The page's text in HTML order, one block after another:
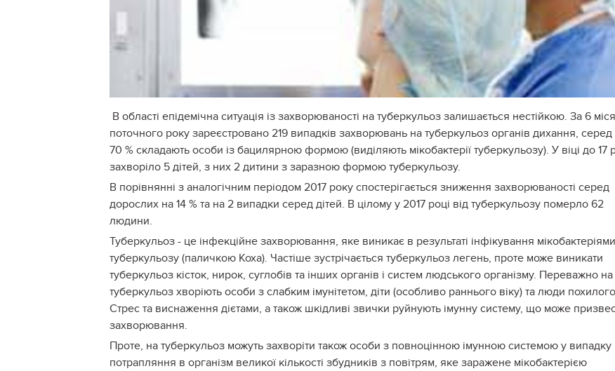
В області епідемічна ситуація із захворюваності на туберкульоз залишається нестійкою. За 6
поточного року зареєстровано 219 випадків захворювань на туберкульоз органів дихання,
70 % складають особи із бацилярною формою (виділяють мікобактерії туберкульозу). У віці до 17
захворіло 5 дітей, з них 2 дитини з заразною формою туберкульозу.
В порівнянні з аналогічним періодом 2017 року спостерігається зниження захворюваності серед
дорослих на 14 % та на 2 випадки серед дітей. В цілому у 2017 році від туберкульозу померло 62
людини.
Туберкульоз - це інфекційне захворювання, яке виникає в результаті інфікування мікобактеріями
туберкульозу (паличкою Коха). Частіше зустрічається туберкульоз легень, проте може виникати
туберкульоз кісток, нирок, суглобів та інших органів і систем людського організму. Переважно на
туберкульоз хворіють особи з слабким імунітетом, діти (особливо раннього віку) та люди похилого
Стрес та виснаження дієтами, а також шкідливі звички руйнують імунну систему, що може
захворювання.
Проте, на туберкульоз можуть захворіти також особи з повноцінною імунною системою у випадку
потрапляння в організм великої кількості збудників з повітрям, яке заражене мікобактерією